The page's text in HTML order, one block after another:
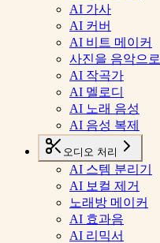
AI 가사
AI 커버
AI 비트 메이커
사진을 음악으로
AI 작곡가
AI 멜로디
AI 노래 음성
AI 음성 복제
오디오 처리
AI 스템 분리기
AI 보컬 제거
노래방 메이커
AI 효과음
AI 리믹서